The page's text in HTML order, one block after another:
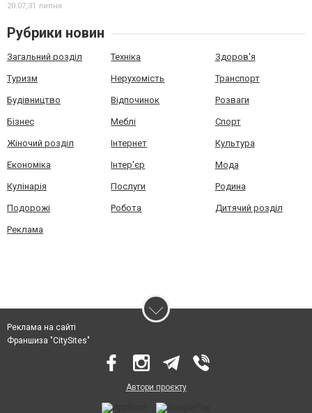
20:07,31 липня
Рубрики новин
Загальний розділ Техніка Здоров'я
Туризм Нерухомість Транспорт
Будівництво Відпочинок Розваги
Бізнес Меблі Спорт
Жіночий розділ Інтернет Культура
Економіка Інтер'єр Мода
Кулінарія Послуги Родина
Подорожі Робота Дитячий розділ
Реклама
Реклама на сайті
Франшиза "CitySites"
Автори проєкту